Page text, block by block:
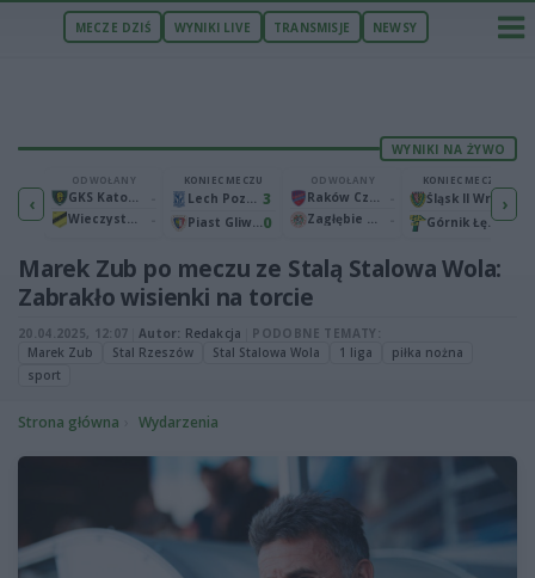
MECZE DZIŚ WYNIKI LIVE TRANSMISJE NEWSY
WYNIKI NA ŻYWO
‹1
Warta Poznań 2
ODWOŁANY
GKS Katowice
Wieczysta Kraków
KONIEC MECZU
Lech Poznań 3
Piast Gliwice0
ODWOŁANY
Raków Częstochowa
Zagłębie Lubin
KONIEC MECZU
2
Górnik Łęczna 0
›
Marek Zub po meczu ze Stalą Stalowa Wola:
Zabrakło wisienki na torcie
20.04.2025, 12:07 Autor: Redakcja
PODOBNE TEMATY:
Marek Zub
Stal Rzeszów Stal Stalowa Wola 1 liga
piłka nożna
sport
Strona główna Wydarzenia